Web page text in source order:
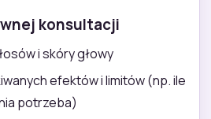
konsultacji
i skóry głowy
efektów i limitów (np. ile
potrzeba)